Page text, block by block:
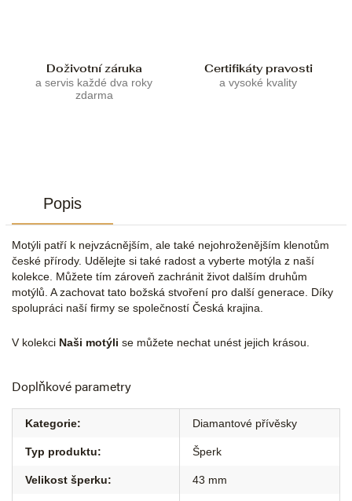
Doživotní záruka
a servis každé dva roky
zdarma
Certifikáty pravosti
a vysoké kvality
Popis
Motýli patří k nejvzácnějším, ale také nejohroženějším klenotům
české přírody. Udělejte si také radost a vyberte motýla z naší
kolekce. Můžete tím zároveň zachránit život dalším druhům
motýlů. A zachovat tato božská stvoření pro další generace. Díky
spolupráci naší firmy se společností Česká krajina.
V kolekci Naši motýli se můžete nechat unést jejich krásou.
Doplňkové parametry
Kategorie: Diamantové přívěsky
Typ produktu: Šperk
Velikost šperku: 43 mm